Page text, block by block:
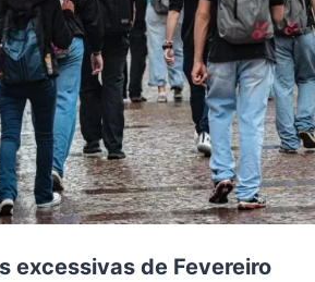
excessivas de Fevereiro